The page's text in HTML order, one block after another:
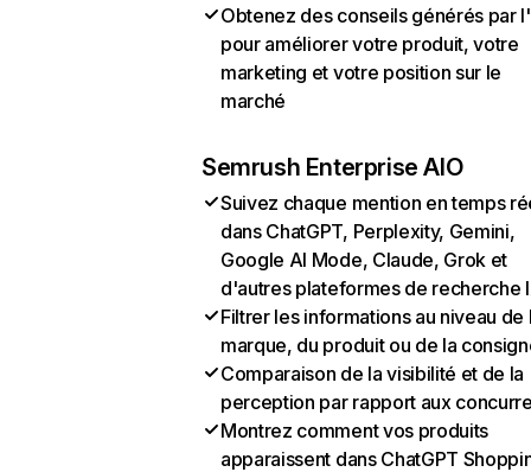
Obtenez des conseils générés par
pour améliorer votre produit, votre
marketing et votre position sur le
marché
Semrush Enterprise AIO
Suivez chaque mention en temps
dans ChatGPT, Perplexity, Gemini,
Google AI Mode, Claude, Grok et
d'autres plateformes de recherche
Filtrer les informations au niveau de
marque, du produit ou de la
Comparaison de la visibilité et de la
perception par rapport aux
Montrez comment vos produits
apparaissent dans ChatGPT